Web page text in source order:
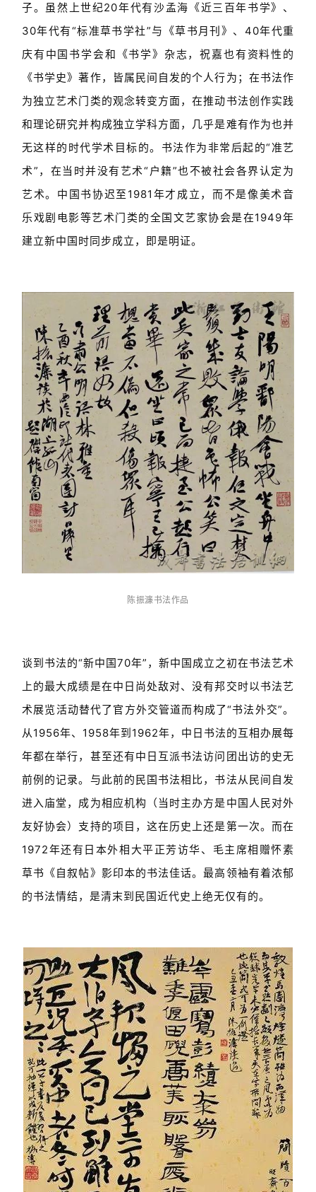
子。虽然上世纪20年代有沙孟海《近三百年书学》、
30年代有“标准草书学社”与《草书月刊》、40年代重
庆有中国书学会和《书学》杂志，祝嘉也有资料性的
《书学史》著作，皆属民间自发的个人行为；在书法作
为独立艺术门类的观念转变方面，在推动书法创作实践
和理论研究并构成独立学科方面，几乎是难有作为也并
无这样的时代学术目标的。书法作为非常后起的“准艺
术”，在当时并没有艺术“户籍”也不被社会各界认定为
艺术。中国书协迟至1981年才成立，而不是像美术音
乐戏剧电影等艺术门类的全国文艺家协会是在1949年
建立新中国时同步成立，即是明证。
陈振濂书法作品
谈到书法的“新中国70年”，新中国成立之初在书法艺术
上的最大成绩是在中日尚处敌对、没有邦交时以书法艺
术展览活动替代了官方外交管道而构成了“书法外交”。
从1956年、1958年到1962年，中日书法的互相办展每
年都在举行，甚至还有中日互派书法访问团出访的史无
前例的记录。与此前的民国书法相比，书法从民间自发
进入庙堂，成为相应机构（当时主办方是中国人民对外
友好协会）支持的项目，这在历史上还是第一次。而在
1972年还有日本外相大平正芳访华、毛主席相赠怀素
草书《自叙帖》影印本的书法佳话。最高领袖有着浓郁
的书法情结，是清末到民国近代史上绝无仅有的。